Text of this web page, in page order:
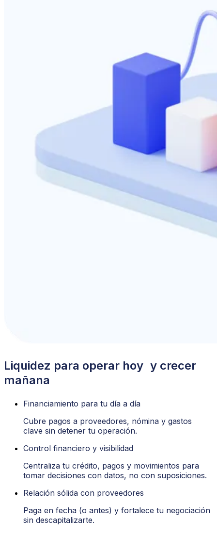
Liquidez para operar hoy y crecer
mañana
Financiamiento para tu día a día
Cubre pagos a proveedores, nómina y gastos
clave sin detener tu operación.
Control financiero y visibilidad
Centraliza tu crédito, pagos y movimientos para
tomar decisiones con datos, no con suposiciones.
Relación sólida con proveedores
Paga en fecha (o antes) y fortalece tu negociación
sin descapitalizarte.